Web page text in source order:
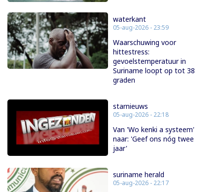
waterkant
05-aug-2026 - 23:59
Waarschuwing voor
hittestress:
gevoelstemperatuur in
Suriname loopt op tot 38
graden
starnieuws
05-aug-2026 - 22:18
Van 'Wo kenki a systeem'
naar: 'Geef ons nóg twee
jaar'
suriname herald
05-aug-2026 - 22:17